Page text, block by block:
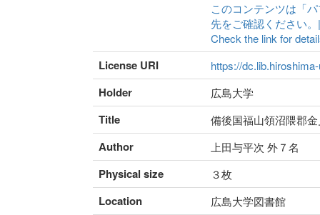
このコンテンツは「
先をご確認ください
Check the link for
License URI https://
Holder 広島大学
Title 備後国福山領沼隈郡
Author 上田与平次 外７名
Physical size ３枚
Location 広島大学図書館